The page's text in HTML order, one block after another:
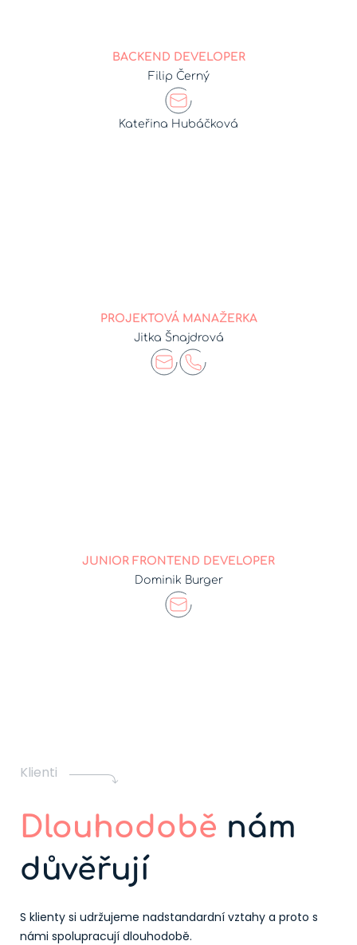
BACKEND DEVELOPER
Filip Černý
Kateřina Hubáčková
PROJEKTOVÁ MANAŽERKA
Jitka Šnajdrová
JUNIOR FRONTEND DEVELOPER
Dominik Burger
Klienti
Dlouhodobě nám
důvěřují
S klienty si udržujeme nadstandardní vztahy a proto s
námi spolupracují dlouhodobě.